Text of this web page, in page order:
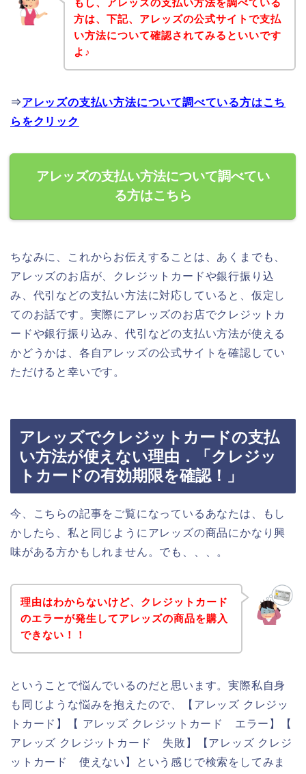
もし、アレッズの支払い方法を調べている
方は、下記、アレッズの公式サイトで支払
い方法について確認されてみるといいです
よ♪
⇒アレッズの支払い方法について調べている方はこち
らをクリック
アレッズの支払い方法について調べてい
る方はこちら
ちなみに、これからお伝えすることは、あくまでも、
アレッズのお店が、クレジットカードや銀行振り込
み、代引などの支払い方法に対応していると、仮定し
てのお話です。実際にアレッズのお店でクレジットカ
ードや銀行振り込み、代引などの支払い方法が使える
かどうかは、各自アレッズの公式サイトを確認してい
ただけると幸いです。
アレッズでクレジットカードの支払
い方法が使えない理由．「クレジッ
トカードの有効期限を確認！」
今、こちらの記事をご覧になっているあなたは、もし
かしたら、私と同じようにアレッズの商品にかなり興
味がある方かもしれません。でも、、、。
理由はわからないけど、クレジットカード
のエラーが発生してアレッズの商品を購入
できない！！
ということで悩んでいるのだと思います。実際私自身
も同じような悩みを抱えたので、【アレッズ クレジッ
トカード】【 アレッズ クレジットカード エラー】【
アレッズ クレジットカード 失敗】【アレッズ クレジ
ットカード 使えない】という感じで検索をしてみま